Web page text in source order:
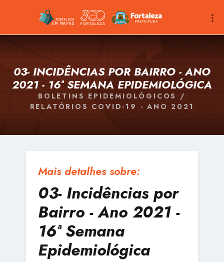
03- INCIDÊNCIAS POR BAIRRO - ANO
2021 - 16ª SEMANA EPIDEMIOLÓGICA
BOLETINS EPIDEMIOLÓGICOS /
RELATÓRIOS COVID-19 - ANO 2021
Mais detalhes sobre:
03- Incidências por
Bairro - Ano 2021 -
16ª Semana
Epidemiológica